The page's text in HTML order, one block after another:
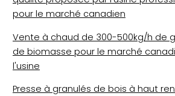
pour le marché canadien
Vente à chaud de 300-500kg/h de
de biomasse pour le marché
l'usine
Presse à granulés de bois à haut